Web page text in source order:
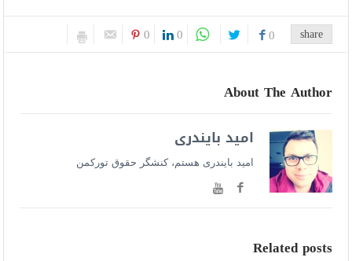
share
0
0
0
About The Author
امید بایندری
امید بایندری هستم، کنشگر حقوق تورکمن
Related posts